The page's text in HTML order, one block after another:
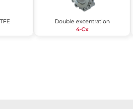
Double excentration
4-Cx